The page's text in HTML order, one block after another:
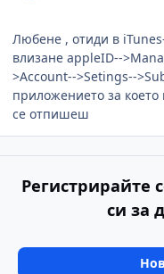
Любене , отиди в
влизане appleID--
>Account-->Setings--
приложението за
се отпишеш
Регистрирайте
си за